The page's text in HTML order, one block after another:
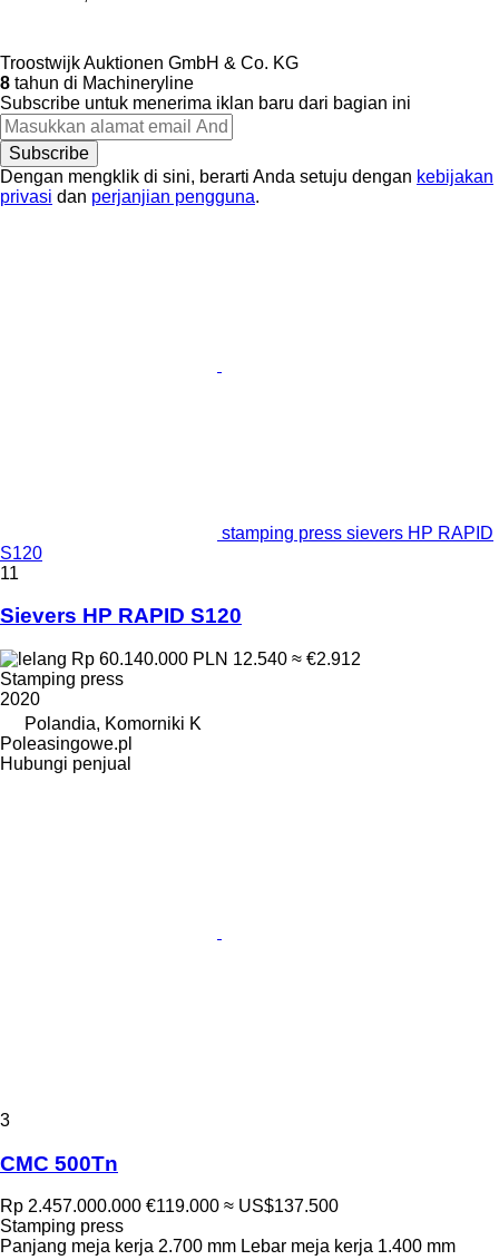
Troostwijk Auktionen GmbH & Co. KG
8 tahun di Machineryline
Subscribe untuk menerima iklan baru dari bagian ini
Subscribe
Dengan mengklik di sini, berarti Anda setuju dengan kebijakan
privasi dan perjanjian pengguna.
stamping press sievers HP RAPID
S120
11
Sievers HP RAPID S120
Rp 60.140.000 PLN 12.540 ≈ €2.912
Stamping press
2020
Polandia, Komorniki K
Poleasingowe.pl
Hubungi penjual
3
CMC 500Tn
Rp 2.457.000.000 €119.000 ≈ US$137.500
Stamping press
Panjang meja kerja 2.700 mm Lebar meja kerja 1.400 mm